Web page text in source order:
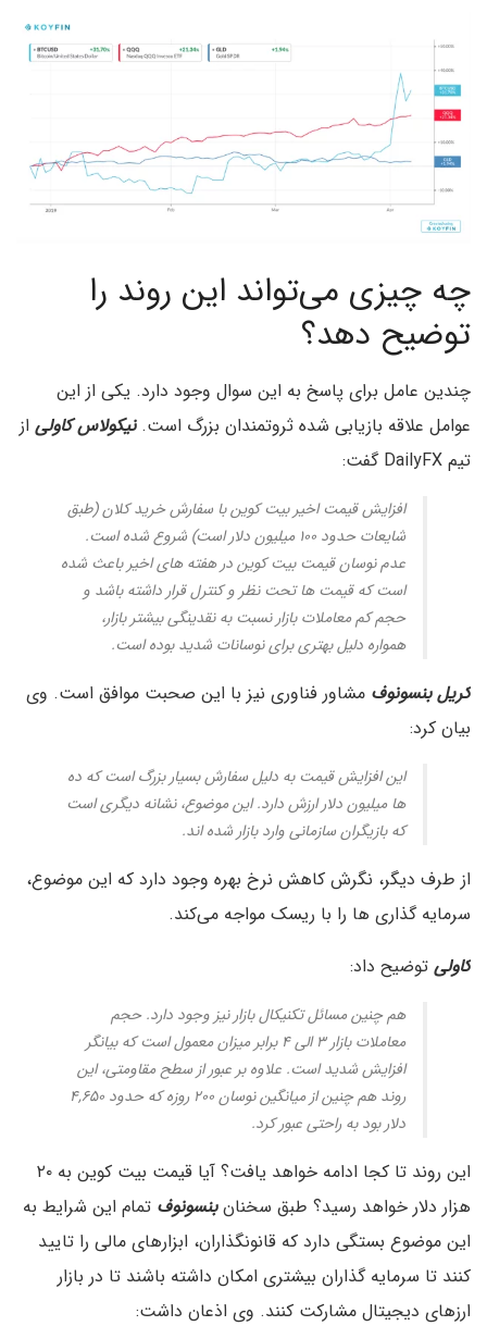
چه چیزی می‌تواند این روند را
توضیح دهد؟
چندین عامل برای پاسخ به این سوال وجود دارد. یکی از این
عوامل علاقه بازیابی شده ثروتمندان بزرگ است.نیکولاس کاولی از
تیم DailyFX گفت:
افزایش قیمت اخیر بیت کوین با سفارش خرید کلان (طبق
شایعات حدود ۱۰۰ میلیون دلار است) شروع شده است.
عدم نوسان قیمت بیت کوین در هفته های اخیر باعث شده
است که قیمت ها تحت نظر و کنترل قرار داشته باشد و
حجم کم معاملات بازار نسبت به نقدینگی بیشتر بازار،
همواره دلیل بهتری برای نوسانات شدید بوده است.
کریل بنسونوف مشاور فناوری نیز با این صحبت موافق است. وی
بیان کرد:
این افزایش قیمت به دلیل سفارش بسیار بزرگ است که ده
ها میلیون دلار ارزش دارد. این موضوع، نشانه دیگری است
که بازیگران سازمانی وارد بازار شده اند.
از طرف دیگر، نگرش کاهش نرخ بهره وجود دارد که این موضوع،
سرمایه گذاری ها را با ریسک مواجه می‌کند.
کاولی توضیح داد:
هم چنین مسائل تکنیکال بازار نیز وجود دارد. حجم
معاملات بازار ۳ الی ۴ برابر میزان معمول است که بیانگر
افزایش شدید است. علاوه بر عبور از سطح مقاومتی، این
روند هم چنین از میانگین نوسان ۲۰۰ روزه که حدود ۴,۶۵۰
دلار بود به راحتی عبور کرد.
این روند تا کجا ادامه خواهد یافت؟ آیا قیمت بیت کوین به ۲۰
هزار دلار خواهد رسید؟ طبق سخنانبنسونوف تمام این شرایط به
این موضوع بستگی دارد که قانونگذاران، ابزارهای مالی را تایید
کنند تا سرمایه گذاران بیشتری امکان داشته باشند تا در بازار
ارزهای دیجیتال مشارکت کنند. وی اذعان داشت: